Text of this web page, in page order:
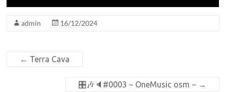
admin 16/12/2024
← Terra Cava
🎛🎶🔈#0003 ~ OneMusic osm ~ →